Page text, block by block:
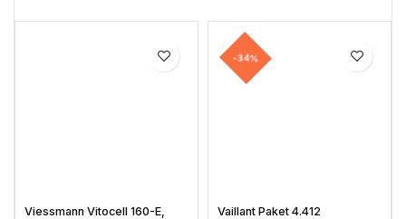
Viessmann Vitocell 160-E,
-34%
Vaillant Paket 4.412